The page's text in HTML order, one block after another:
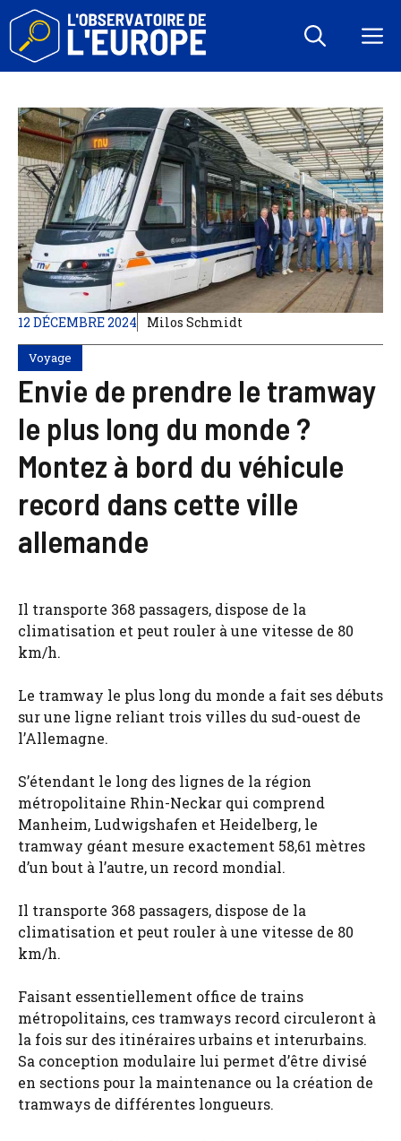
Aller
contenu
12 DÉCEMBRE 2024 Milos Schmidt
Voyage
Envie de prendre le tramway
le plus long du monde ?
Montez à bord du véhicule
record dans cette ville
allemande
Il transporte 368 passagers, dispose de la
climatisation et peut rouler à une vitesse de 80
km/h.
Le tramway le plus long du monde a fait ses débuts
sur une ligne reliant trois villes du sud-ouest de
l’Allemagne.
S’étendant le long des lignes de la région
métropolitaine Rhin-Neckar qui comprend
Manheim, Ludwigshafen et Heidelberg, le
tramway géant mesure exactement 58,61 mètres
d’un bout à l’autre, un record mondial.
Il transporte 368 passagers, dispose de la
climatisation et peut rouler à une vitesse de 80
km/h.
Faisant essentiellement office de trains
métropolitains, ces tramways record circuleront à
la fois sur des itinéraires urbains et interurbains.
Sa conception modulaire lui permet d’être divisé
en sections pour la maintenance ou la création de
tramways de différentes longueurs.